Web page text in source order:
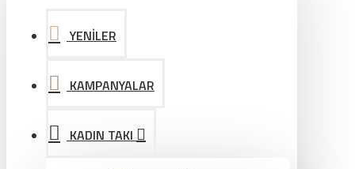
YENİLER
KAMPANYALAR
KADIN TAKI